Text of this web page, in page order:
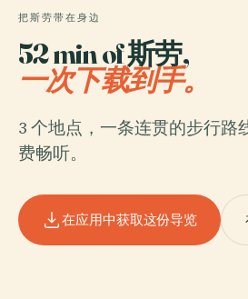
把斯劳带在身边
52 min of 斯劳,
一次下载到手。
3 个地点，一条连贯的步行路
费畅听。
在应用中获取这份导览